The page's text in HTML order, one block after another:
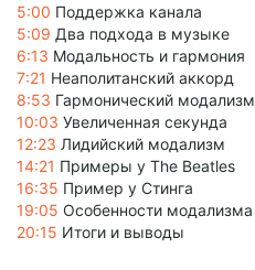
5:00 Поддержка канала
5:09 Два подхода в музыке
6:13 Модальность и гармония
7:21 Неаполитанский аккорд
8:53 Гармонический модализм
10:03 Увеличенная секунда
12:23 Лидийский модализм
14:21 Примеры у The Beatles
16:35 Пример у Стинга
19:05 Особенности модализма
20:15 Итоги и выводы